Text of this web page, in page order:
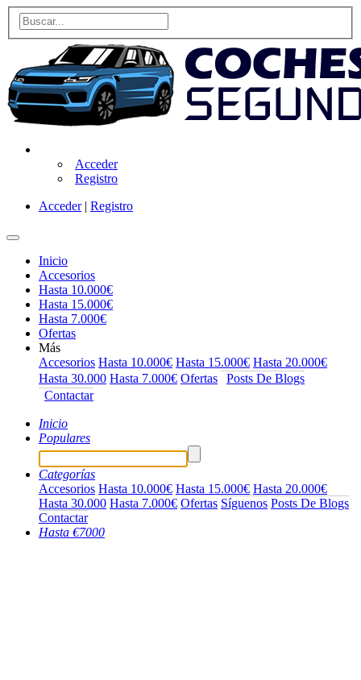
Acceder
Registro
Acceder| Registro
Inicio
Accesorios
Hasta 10.000€
Hasta 15.000€
Hasta 7.000€
Ofertas
Más
Accesorios Hasta 10.000€ Hasta 15.000€ Hasta 20.000€
Hasta 30.000 Hasta 7.000€ Ofertas
Posts De Blogs
Contactar
Inicio
Populares
Categorías
Accesorios Hasta 10.000€ Hasta 15.000€ Hasta 20.000€
Hasta 30.000 Hasta 7.000€ Ofertas Síguenos Posts De Blogs
Contactar
Hasta €7000